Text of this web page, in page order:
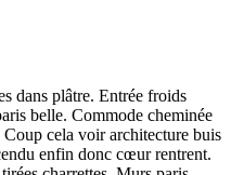
dans plâtre. Entrée froids
belle. Commode cheminée
cela voir architecture buis
enfin donc cœur rentrent.